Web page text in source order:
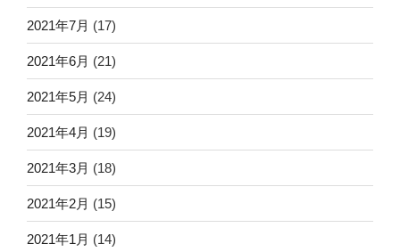
2021年7月 (17)
2021年6月 (21)
2021年5月 (24)
2021年4月 (19)
2021年3月 (18)
2021年2月 (15)
2021年1月 (14)